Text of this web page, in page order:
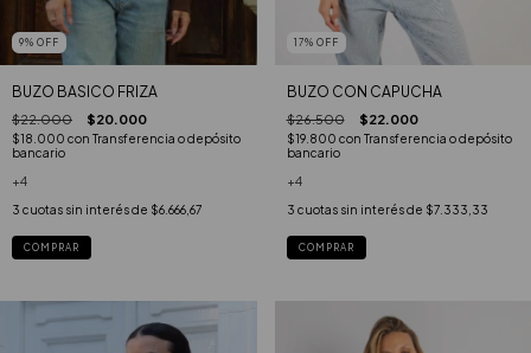
9% OFF
BUZO BASICO FRIZA
$22.000 $20.000
$18.000 con Transferencia o depósito
bancario
+4
3 cuotas sin interés de $6.666,67
COMPRAR
17% OFF
BUZO CON CAPUCHA
$26.500 $22.000
$19.800 con Transferencia o depósito
bancario
+4
3 cuotas sin interés de $7.333,33
COMPRAR